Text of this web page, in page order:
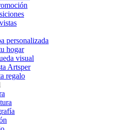
personalizada
hogar
visual
Artsper
regalo